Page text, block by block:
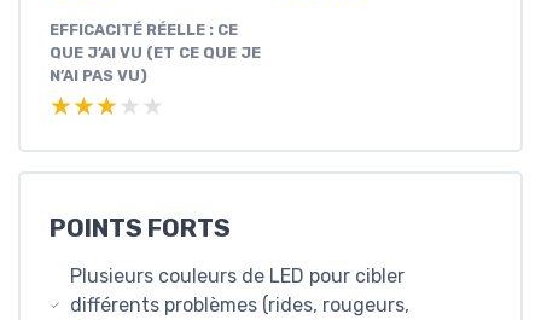
EFFICACITÉ RÉELLE : CE
QUE J’AI VU (ET CE QUE JE
N’AI PAS VU)
★★★★★
★★★★★
POINTS FORTS
Plusieurs couleurs de LED pour cibler
différents problèmes (rides, rougeurs,